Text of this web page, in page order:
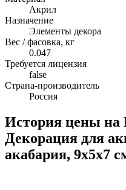
Акрил
Назначение
Элементы декора
Вес / фасовка, кг
0.047
Требуется лицензия
false
Страна-производитель
Россия
История цены
Декорация для
акабария, 9x5x7